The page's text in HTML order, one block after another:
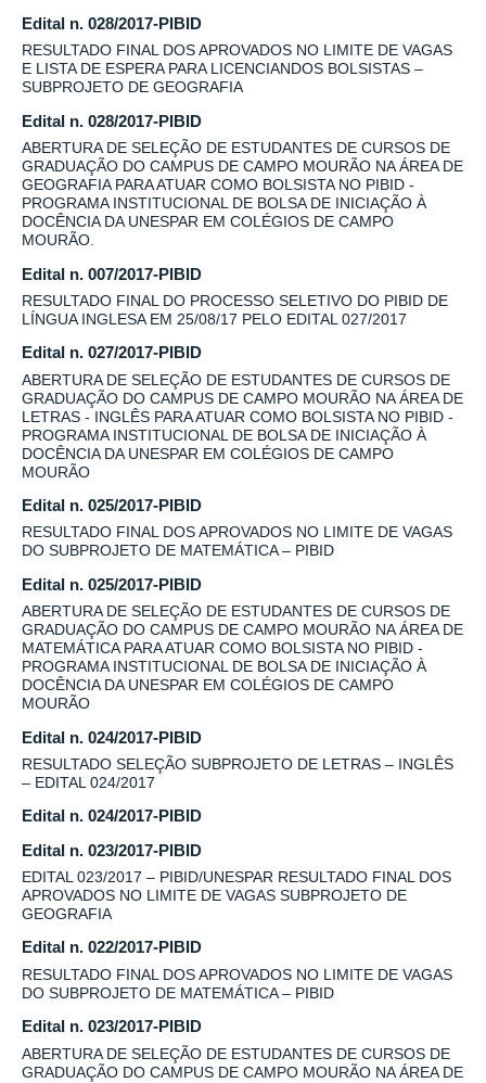
Edital n. 028/2017-PIBID
RESULTADO FINAL DOS APROVADOS NO LIMITE DE VAGAS
E LISTA DE ESPERA PARA LICENCIANDOS BOLSISTAS –
SUBPROJETO DE GEOGRAFIA
Edital n. 028/2017-PIBID
ABERTURA DE SELEÇÃO DE ESTUDANTES DE CURSOS DE
GRADUAÇÃO DO CAMPUS DE CAMPO MOURÃO NA ÁREA DE
GEOGRAFIA PARA ATUAR COMO BOLSISTA NO PIBID -
PROGRAMA INSTITUCIONAL DE BOLSA DE INICIAÇÃO À
DOCÊNCIA DA UNESPAR EM COLÉGIOS DE CAMPO
MOURÃO.
Edital n. 007/2017-PIBID
RESULTADO FINAL DO PROCESSO SELETIVO DO PIBID DE
LÍNGUA INGLESA EM 25/08/17 PELO EDITAL 027/2017
Edital n. 027/2017-PIBID
ABERTURA DE SELEÇÃO DE ESTUDANTES DE CURSOS DE
GRADUAÇÃO DO CAMPUS DE CAMPO MOURÃO NA ÁREA DE
LETRAS - INGLÊS PARA ATUAR COMO BOLSISTA NO PIBID -
PROGRAMA INSTITUCIONAL DE BOLSA DE INICIAÇÃO À
DOCÊNCIA DA UNESPAR EM COLÉGIOS DE CAMPO
MOURÃO
Edital n. 025/2017-PIBID
RESULTADO FINAL DOS APROVADOS NO LIMITE DE VAGAS
DO SUBPROJETO DE MATEMÁTICA – PIBID
Edital n. 025/2017-PIBID
ABERTURA DE SELEÇÃO DE ESTUDANTES DE CURSOS DE
GRADUAÇÃO DO CAMPUS DE CAMPO MOURÃO NA ÁREA DE
MATEMÁTICA PARA ATUAR COMO BOLSISTA NO PIBID -
PROGRAMA INSTITUCIONAL DE BOLSA DE INICIAÇÃO À
DOCÊNCIA DA UNESPAR EM COLÉGIOS DE CAMPO
MOURÃO
Edital n. 024/2017-PIBID
RESULTADO SELEÇÃO SUBPROJETO DE LETRAS – INGLÊS
– EDITAL 024/2017
Edital n. 024/2017-PIBID
Edital n. 023/2017-PIBID
EDITAL 023/2017 – PIBID/UNESPAR RESULTADO FINAL DOS
APROVADOS NO LIMITE DE VAGAS SUBPROJETO DE
GEOGRAFIA
Edital n. 022/2017-PIBID
RESULTADO FINAL DOS APROVADOS NO LIMITE DE VAGAS
DO SUBPROJETO DE MATEMÁTICA – PIBID
Edital n. 023/2017-PIBID
ABERTURA DE SELEÇÃO DE ESTUDANTES DE CURSOS DE
GRADUAÇÃO DO CAMPUS DE CAMPO MOURÃO NA ÁREA DE